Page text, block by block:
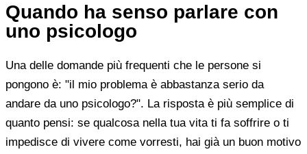
Quando ha senso parlare con
uno psicologo
Una delle domande più frequenti che le persone si
pongono è: "il mio problema è abbastanza serio da
andare da uno psicologo?". La risposta è più semplice di
quanto pensi: se qualcosa nella tua vita ti fa soffrire o ti
impedisce di vivere come vorresti, hai già un buon motivo